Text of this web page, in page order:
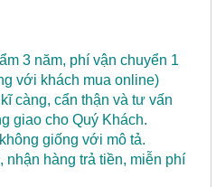
3 năm, phí vận chuyển 1
với khách mua online)
càng, cẩn thận và tư vấn
giao cho Quý Khách.
giống với mô tả.
nhận hàng trả tiền, miễn phí